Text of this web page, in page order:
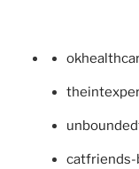
catfriends-